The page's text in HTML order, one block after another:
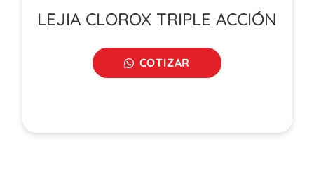
LEJIA CLOROX TRIPLE ACCIÓN
COTIZAR